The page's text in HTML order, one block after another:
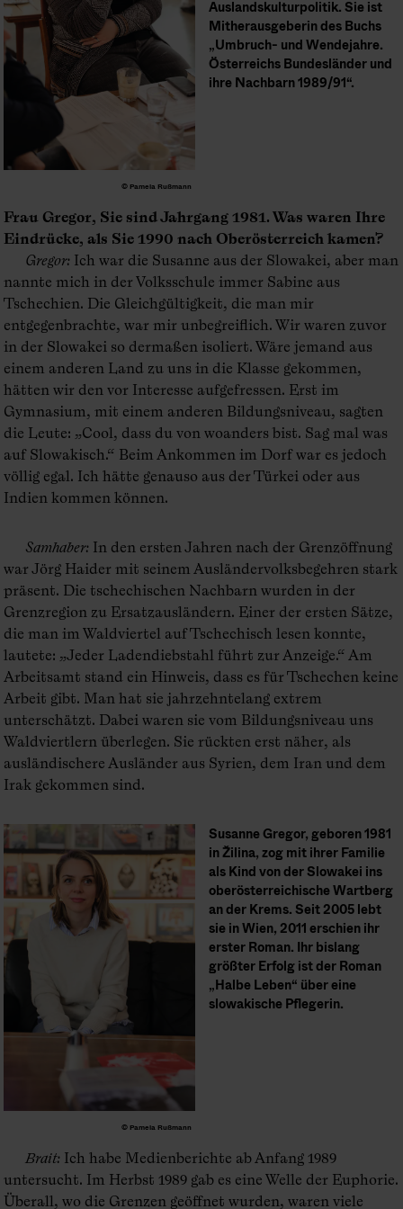
© Pamela Rußmann
Auslandskulturpolitik. Sie ist
Mitheraus­geberin des Buchs
„Umbruch- und Wendejahre.
Österreichs Bundesländer und
ihre Nachbarn 1989/91“.
Frau Gregor, Sie sind Jahrgang 1981. Was waren Ihre
Eindrücke, als Sie 1990 nach Oberösterreich kamen?
Gregor: Ich war die Susanne aus der Slowakei, aber man
nannte mich in der Volksschule immer Sabine aus
Tschechien. Die Gleichgültigkeit, die man mir
entgegenbrachte, war mir unbegreiflich. Wir waren zuvor
in der Slowakei so dermaßen isoliert. Wäre jemand aus
einem anderen Land zu uns in die Klasse gekommen,
hätten wir den vor Interesse aufgefressen. Erst im
Gymnasium, mit einem anderen Bildungsniveau, sagten
die Leute: „Cool, dass du von woanders bist. Sag mal was
auf Slowakisch.“ Beim Ankommen im Dorf war es jedoch
völlig egal. Ich hätte genauso aus der Türkei oder aus
Indien kommen können.
Samhaber: In den ersten Jahren nach der Grenzöffnung
war Jörg Haider mit seinem Ausländervolksbegehren stark
präsent. Die tschechischen Nachbarn wurden in der
Grenzregion zu Ersatzausländern. Einer der ersten Sätze,
die man im Waldviertel auf Tschechisch lesen konnte,
lautete: „Jeder Ladendiebstahl führt zur Anzeige.“ Am
Arbeitsamt stand ein Hinweis, dass es für Tschechen keine
Arbeit gibt. Man hat sie jahrzehntelang extrem
unterschätzt. Dabei waren sie vom Bildungsniveau uns
Waldviertlern überlegen. Sie rückten erst näher, als
ausländischere Ausländer aus Syrien, dem Iran und dem
Irak gekommen sind.
© Pamela Rußmann
Susanne Gregor, geboren 1981
in Žilina, zog mit ihrer Familie
als Kind von der Slowakei ins
oberösterreichische Wartberg
an der Krems. Seit 2005 lebt
sie in Wien, 2011 erschien ihr
erster Roman. Ihr bislang
größter Erfolg ist der Roman
„Halbe Leben“ über eine
slowakische Pflegerin.
Brait: Ich habe Medienberichte ab Anfang 1989
untersucht. Im Herbst 1989 gab es eine Welle der Euphorie.
Überall, wo die Grenzen geöffnet wurden, waren viele